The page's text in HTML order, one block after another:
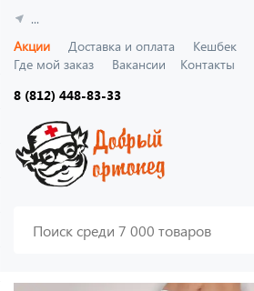
...
Акции
Доставка и оплата Кешбек
Где мой заказ
Вакансии
Контакты
8 (812) 448-83-33